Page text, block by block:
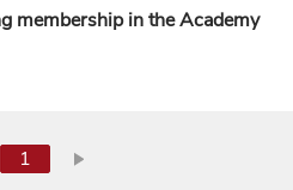
membership in the Academy
1